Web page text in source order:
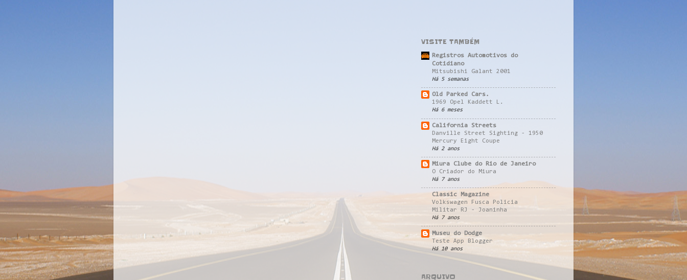
VISITE TAMBÉM
Registros Automotivos do
Cotidiano
Mitsubishi Galant 2001
Há 5 semanas
Old Parked Cars.
1969 Opel Kaddett L.
Há 6 meses
California Streets
Danville Street Sighting - 1950
Mercury Eight Coupe
Há 2 anos
Miura Clube do Rio de Janeiro
O Criador do Miura
Há 7 anos
Classic Magazine
Volkswagen Fusca Policia
Militar RJ - Joaninha
Há 7 anos
Museu do Dodge
Teste App Blogger
Há 10 anos
ARQUIVO